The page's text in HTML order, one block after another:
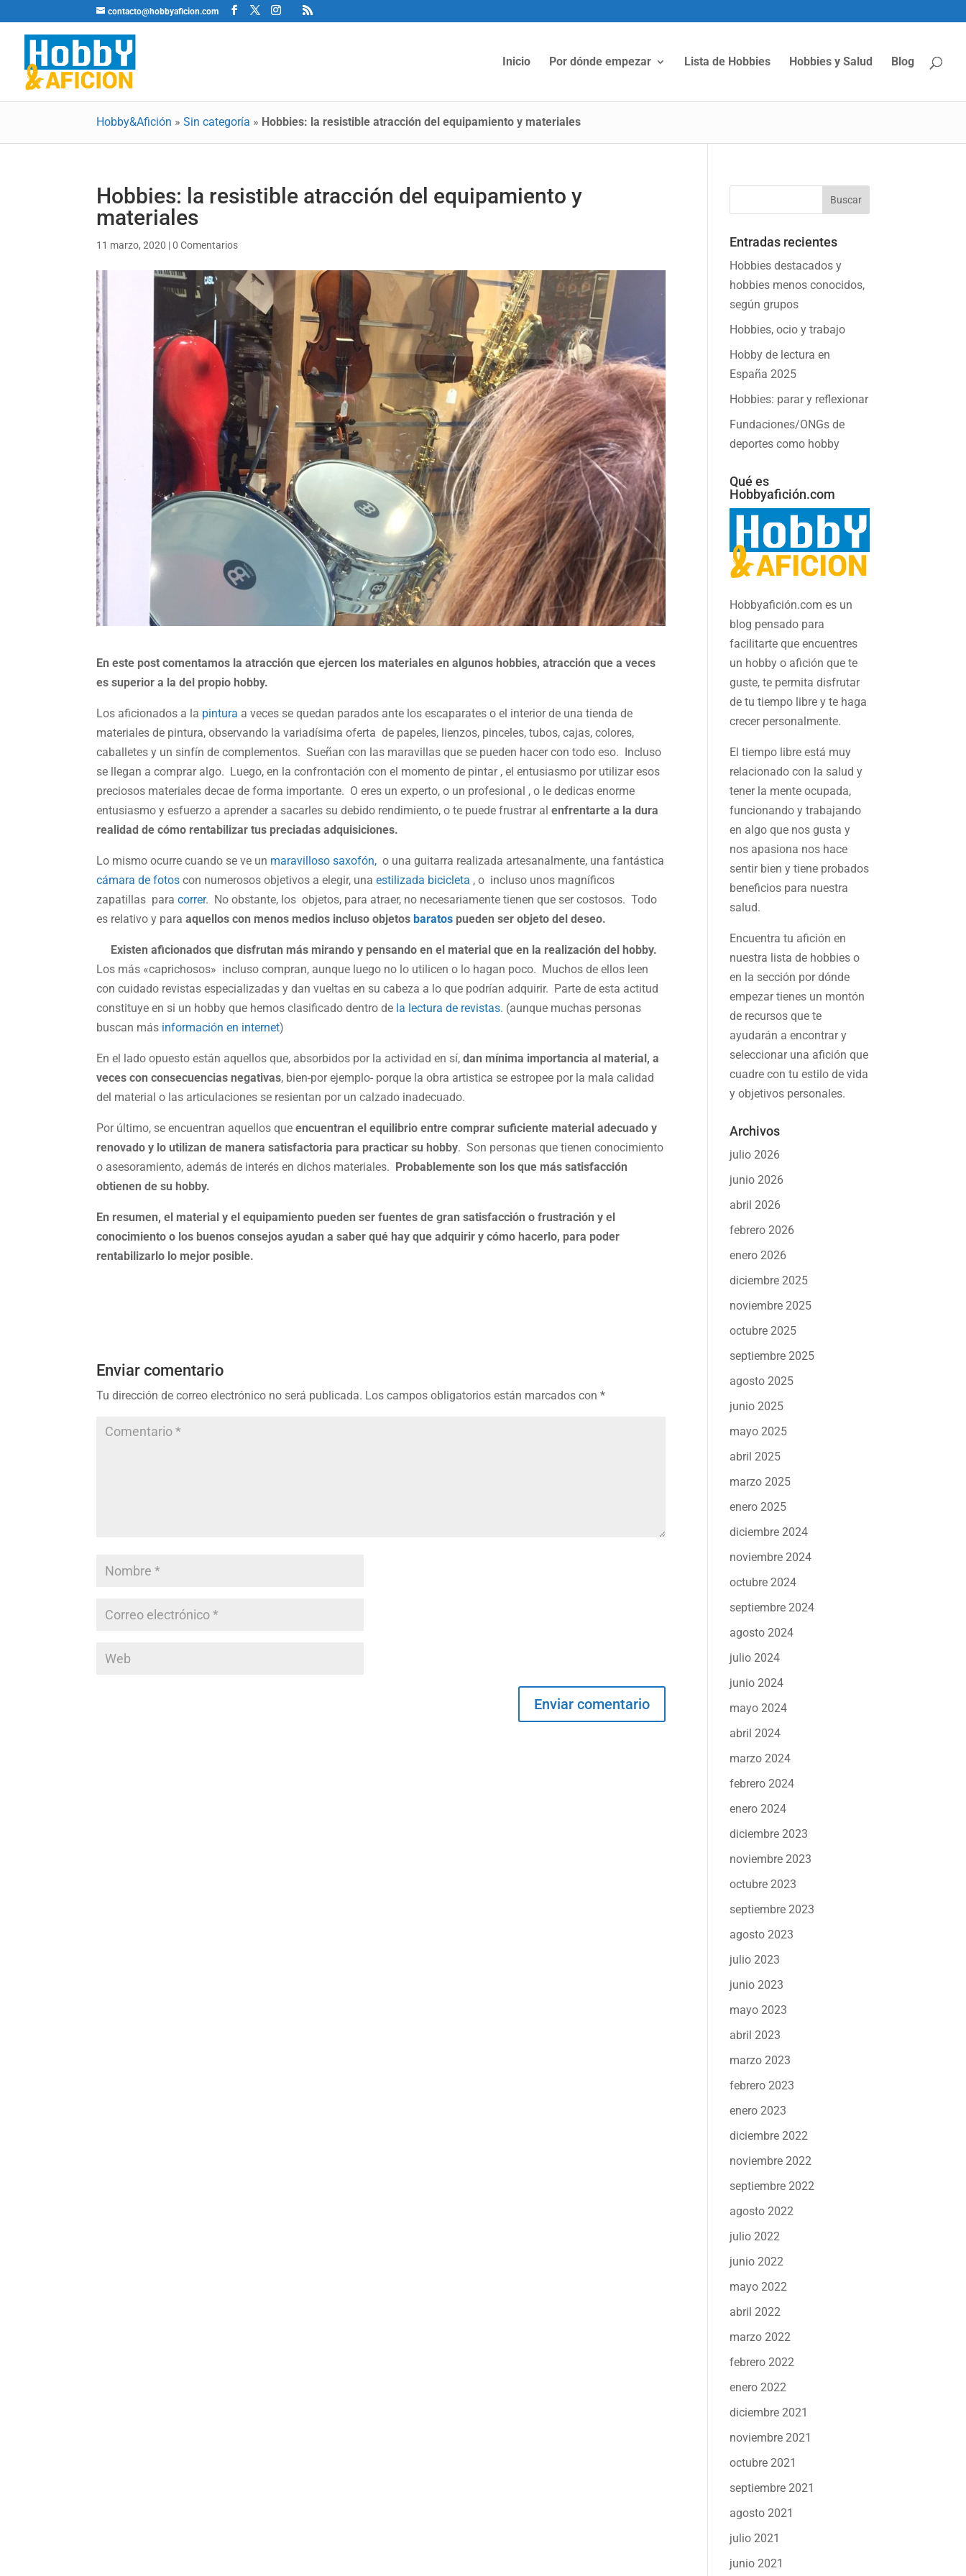
contacto@hobbyaficion.com
Hobby&Afición »Sin categoría » Hobbies: la resistible atracción del equipamiento y materiales
Inicio Por dónde empezar Lista de Hobbies Hobbies y Salud Blog
Hobbies: la resistible atracción del equipamiento y
materiales
11 marzo, 2020 |0 Comentarios
En este post comentamos la atracción que ejercen los materiales en algunos hobbies, atracción que a veces
es superior a la del propio hobby.
Los aficionados a la pintura a veces se quedan parados ante los escaparates o el interior de una tienda de
materiales de pintura, observando la variadísima oferta de papeles, lienzos, pinceles, tubos, cajas, colores,
caballetes y un sinfín de complementos. Sueñan con las maravillas que se pueden hacer con todo eso. Incluso
se llegan a comprar algo. Luego, en la confrontación con el momento de pintar , el entusiasmo por utilizar esos
preciosos materiales decae de forma importante. O eres un experto, o un profesional , o le dedicas enorme
entusiasmo y esfuerzo a aprender a sacarles su debido rendimiento, o te puede frustrar alenfrentarte a la dura
realidad de cómo rentabilizar tus preciadas adquisiciones.
Lo mismo ocurre cuando se ve un maravilloso saxofón, o una guitarra realizada artesanalmente, una fantástica
cámara de fotos con numerosos objetivos a elegir, unaestilizada bicicleta , o incluso unos magníficos
zapatillas paracorrer. No obstante, los objetos, para atraer, no necesariamente tienen que ser costosos. Todo
es relativo y paraaquellos con menos medios incluso objetosbaratos pueden ser objeto del deseo.
Existen aficionados que disfrutan más mirando y pensando en el material que en la realización del hobby.
Los más «caprichosos» incluso compran, aunque luego no lo utilicen o lo hagan poco. Muchos de ellos leen
con cuidado revistas especializadas y dan vueltas en su cabeza a lo que podrían adquirir. Parte de esta actitud
constituye en si un hobby que hemos clasificado dentro de la lectura de revistas. (aunque muchas personas
buscan más información en internet)
En el lado opuesto están aquellos que, absorbidos por la actividad en sí, dan mínima importancia al material, a
veces con consecuencias negativas, bien-por ejemplo- porque la obra artistica se estropee por la mala calidad
del material o las articulaciones se resientan por un calzado inadecuado.
Por último, se encuentran aquellos queencuentran el equilibrio entre comprar suficiente material adecuado y
renovado y lo utilizan de manera satisfactoria para practicar su hobby. Son personas que tienen conocimiento
o asesoramiento, además de interés en dichos materiales. Probablemente son los que más satisfacción
obtienen de su hobby.
En resumen, el material y el equipamiento pueden ser fuentes de gran satisfacción o frustración y el
conocimiento o los buenos consejos ayudan a saber qué hay que adquirir y cómo hacerlo, para poder
rentabilizarlo lo mejor posible.
Enviar comentario
Tu dirección de correo electrónico no será publicada. Los campos obligatorios están marcados con*
Entradas recientes
Hobbies destacados y
hobbies menos conocidos,
según grupos
Hobbies, ocio y trabajo
Hobby de lectura en
España 2025
Hobbies: parar y reflexionar
Fundaciones/ONGs de
deportes como hobby
Qué es
Hobbyafición.com
Hobbyafición.com es un
blog pensado para
facilitarte que encuentres
un hobby o afición que te
guste, te permita disfrutar
de tu tiempo libre y te haga
crecer personalmente.
El tiempo libre está muy
relacionado con la salud y
tener la mente ocupada,
funcionando y trabajando
en algo que nos gusta y
nos apasiona nos hace
sentir bien y tiene probados
beneficios para nuestra
salud.
Encuentra tu afición en
nuestra lista de hobbies o
en la sección por dónde
empezar tienes un montón
de recursos que te
ayudarán aencontrar y
seleccionar una afición que
cuadre con tu estilo de vida
y objetivos personales.
Archivos
julio 2026
junio 2026
abril 2026
febrero 2026
enero 2026
diciembre 2025
noviembre 2025
octubre 2025
septiembre 2025
agosto 2025
junio 2025
mayo 2025
abril 2025
marzo 2025
enero 2025
diciembre 2024
noviembre 2024
octubre 2024
septiembre 2024
agosto 2024
julio 2024
junio 2024
mayo 2024
abril 2024
marzo 2024
febrero 2024
enero 2024
diciembre 2023
noviembre 2023
octubre 2023
septiembre 2023
agosto 2023
julio 2023
junio 2023
mayo 2023
abril 2023
marzo 2023
febrero 2023
enero 2023
diciembre 2022
noviembre 2022
septiembre 2022
agosto 2022
julio 2022
junio 2022
mayo 2022
abril 2022
marzo 2022
febrero 2022
enero 2022
diciembre 2021
noviembre 2021
octubre 2021
septiembre 2021
agosto 2021
julio 2021
junio 2021